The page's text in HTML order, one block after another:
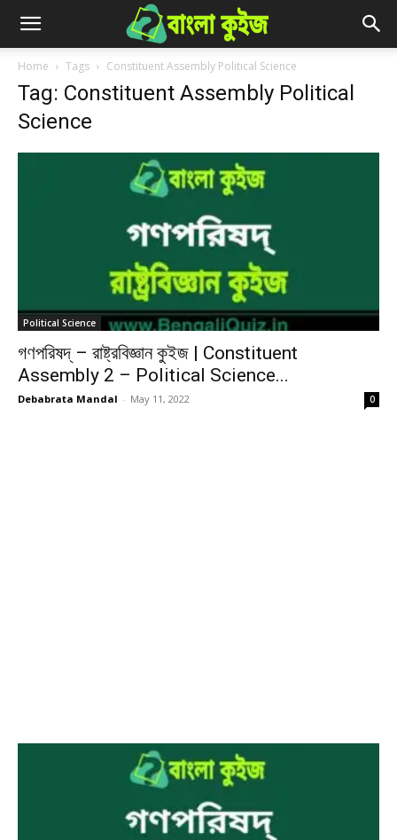
Home Tags Constituent Assembly Political Science
Tag: Constituent Assembly Political
Science
Political Science
গণপরিষদ্ – রাষ্ট্রবিজ্ঞান কুইজ | Constituent
Assembly 2 – Political Science...
Debabrata Mandal - May 11, 2022 0